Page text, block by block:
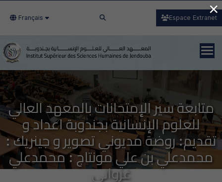
Français Espace Extranet
متابعة سير الإمتحانات بالمعهد العالي
للعلوم الإنسانية بجندوبة اعداد و
تقديم: روضة مديوني تصوير و جينريك :
محمدعلي بن علي مونتاج : محمدعلي
غزواني
×